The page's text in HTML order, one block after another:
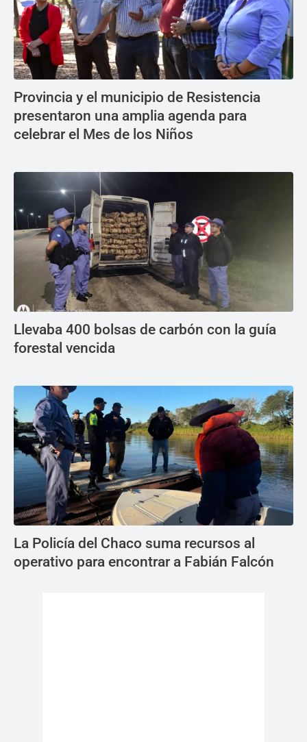
Provincia y el municipio de Resistencia
presentaron una amplia agenda para
celebrar el Mes de los Niños
Llevaba 400 bolsas de carbón con la guía
forestal vencida
La Policía del Chaco suma recursos al
operativo para encontrar a Fabián Falcón